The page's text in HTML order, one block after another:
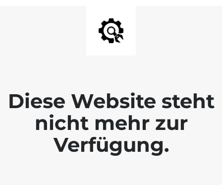
Diese Website steht
nicht mehr zur
Verfügung.